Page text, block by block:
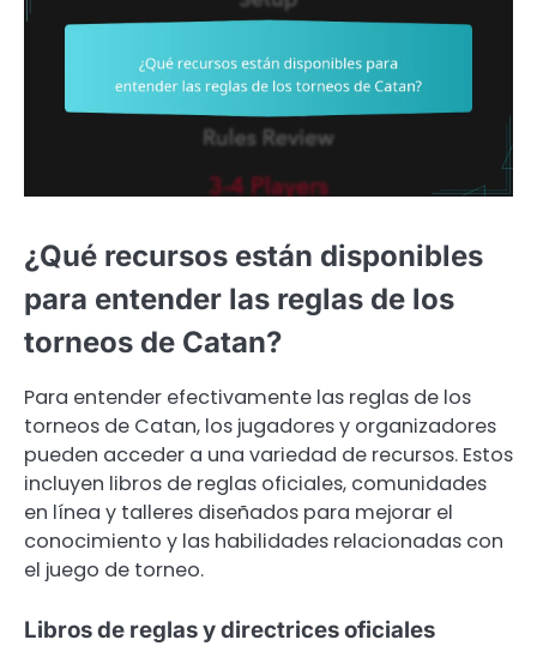
¿Qué recursos están disponibles
para entender las reglas de los
torneos de Catan?
Para entender efectivamente las reglas de los
torneos de Catan, los jugadores y organizadores
pueden acceder a una variedad de recursos. Estos
incluyen libros de reglas oficiales, comunidades
en línea y talleres diseñados para mejorar el
conocimiento y las habilidades relacionadas con
el juego de torneo.
Libros de reglas y directrices oficiales